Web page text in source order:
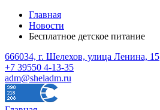
Главная
Новости
Бесплатное детское питание
666034, г. Шелехов, улица Ленина, 15
+7 39550 4-13-35
adm@sheladm.ru